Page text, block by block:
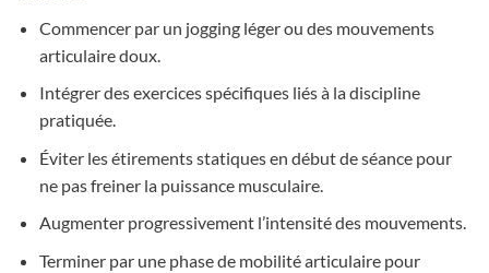
Commencer par un jogging léger ou des mouvements
articulaire doux.
Intégrer des exercices spécifiques liés à la discipline
pratiquée.
Éviter les étirements statiques en début de séance pour
ne pas freiner la puissance musculaire.
Augmenter progressivement l’intensité des mouvements.
Terminer par une phase de mobilité articulaire pour